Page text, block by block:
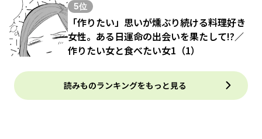
5位
「作りたい」思いが燻ぶり続ける料理好き
女性。ある日運命の出会いを果たして!?／
作りたい女と食べたい女1（1）
読みものランキングをもっと見る